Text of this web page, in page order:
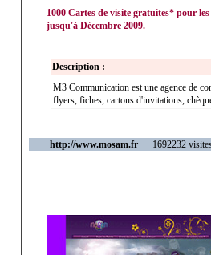
1000 Cartes de visite gratuites* pour
jusqu'à Décembre 2009.
Description :
M3 Communication est une agence de
flyers, fiches, cartons d'invitations,
http://www.mosam.fr 1692232